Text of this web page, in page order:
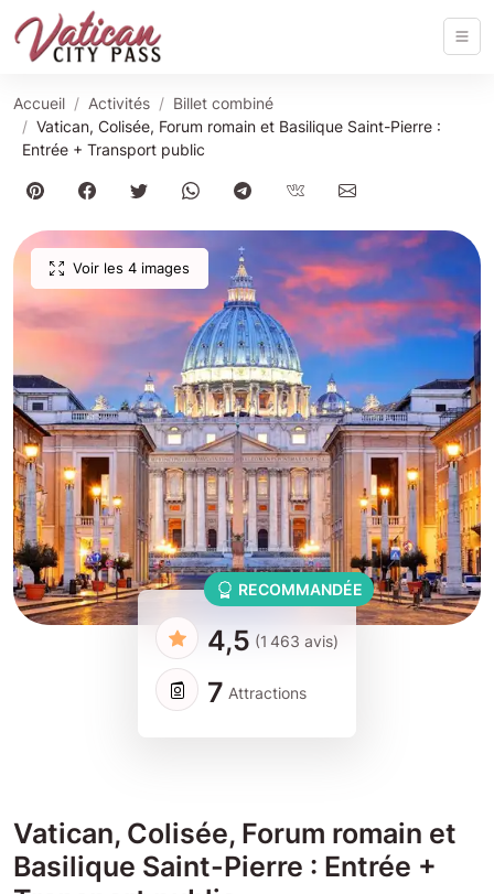
Accueil Activités
Billet combiné
Vatican, Colisée, Forum romain et Basilique Saint-Pierre :
Entrée + Transport public
Voir les 4 images
RECOMMANDÉE
4,5 (1 463 avis)
7 Attractions
Vatican, Colisée, Forum romain et
Basilique Saint-Pierre : Entrée +